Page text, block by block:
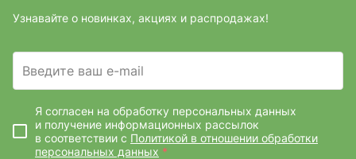
Узнавайте о новинках, акциях и распродажах!
Введите ваш e-mail
Я согласен на обработку персональных данных
и получение информационных рассылок
в соответствии с Политикой в отношении обработки
персональных данных *